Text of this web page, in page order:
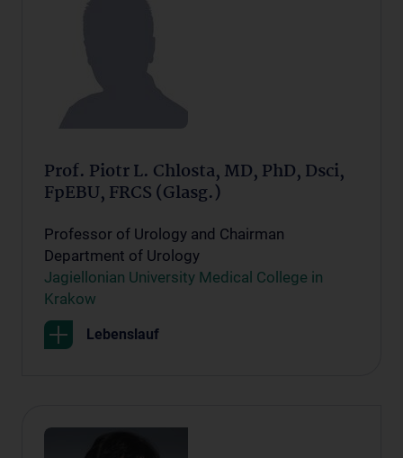
Prof. Piotr L. Chlosta, MD, PhD, Dsci,
FpEBU, FRCS (Glasg.)
Professor of Urology and Chairman
Department of Urology
Jagiellonian University Medical College in
Krakow
Lebenslauf